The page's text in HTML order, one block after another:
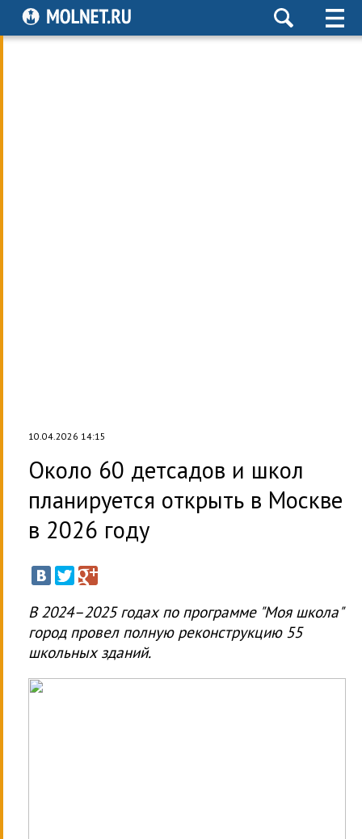
10.04.2026 14:15
Около 60 детсадов и школ
планируется открыть в Москве
в 2026 году
В 2024–2025 годах по программе "Моя школа"
город провел полную реконструкцию 55
школьных зданий.